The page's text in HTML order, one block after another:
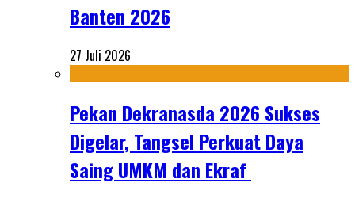
Banten 2026
27 Juli 2026
Pekan Dekranasda 2026 Sukses
Digelar, Tangsel Perkuat Daya
Saing UMKM dan Ekraf